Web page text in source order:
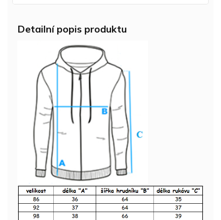
Detailní popis produktu